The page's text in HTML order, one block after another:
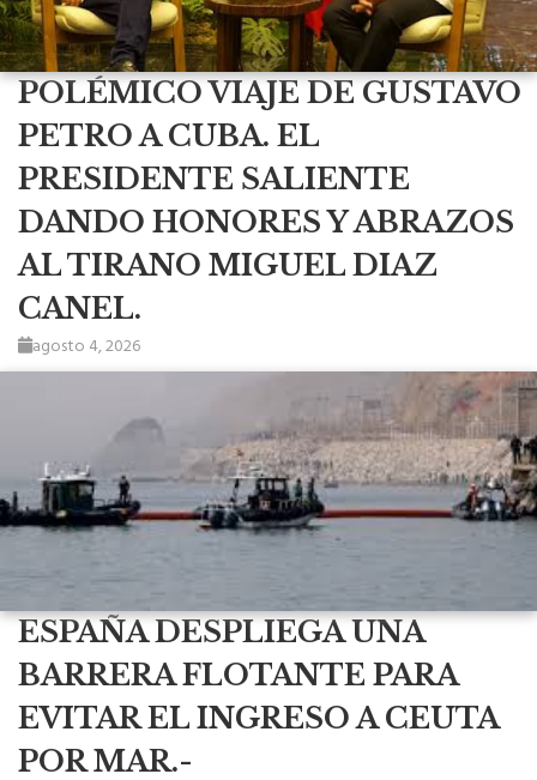
POLÉMICO VIAJE DE GUSTAVO
PETRO A CUBA. EL
PRESIDENTE SALIENTE
DANDO HONORES Y ABRAZOS
AL TIRANO MIGUEL DIAZ
CANEL.
agosto 4, 2026
ESPAÑA DESPLIEGA UNA
BARRERA FLOTANTE PARA
EVITAR EL INGRESO A CEUTA
POR MAR.-